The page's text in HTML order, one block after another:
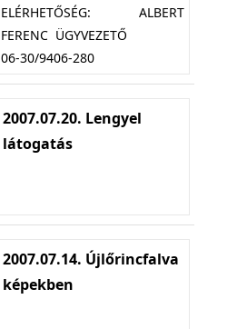
ELÉRHETŐSÉG: ALBERT
FERENC ÜGYVEZETŐ
06-30/9406-280
2007.07.20. Lengyel
látogatás
2007.07.14. Újlőrincfalva
képekben